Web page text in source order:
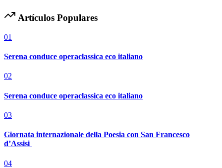
Artículos Populares
01
Serena conduce operaclassica eco italiano
02
Serena conduce operaclassica eco italiano
03
Giornata internazionale della Poesia con San Francesco
d’Assisi
04